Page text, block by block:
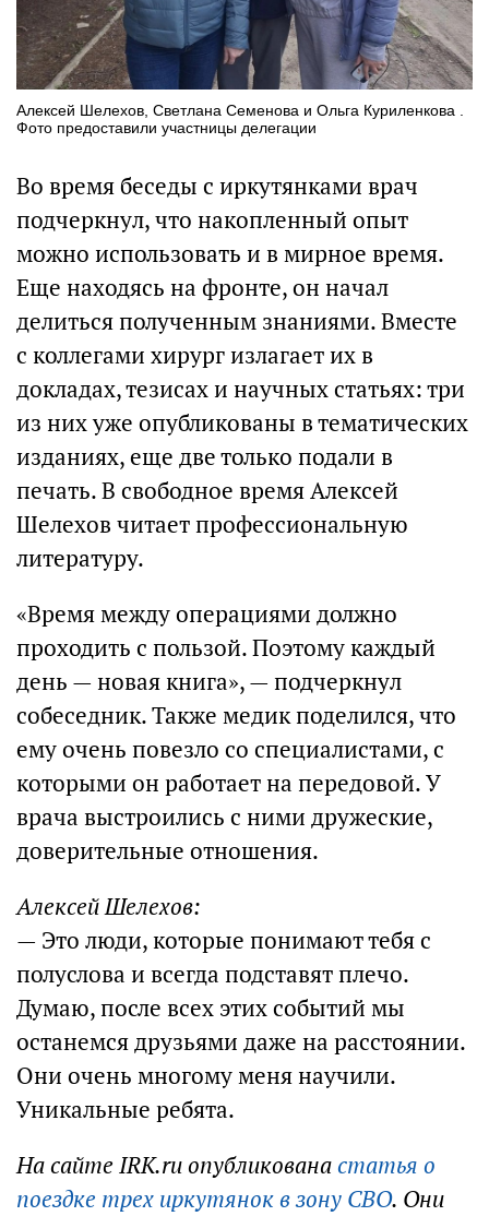
Алексей Шелехов, Светлана Семенова и Ольга Куриленкова .
Фото предоставили участницы делегации
Во время беседы с иркутянками врач
подчеркнул, что накопленный опыт
можно использовать и в мирное время.
Еще находясь на фронте, он начал
делиться полученным знаниями. Вместе
с коллегами хирург излагает их в
докладах, тезисах и научных статьях: три
из них уже опубликованы в тематических
изданиях, еще две только подали в
печать. В свободное время Алексей
Шелехов читает профессиональную
литературу.
«Время между операциями должно
проходить с пользой. Поэтому каждый
день — новая книга», — подчеркнул
собеседник. Также медик поделился, что
ему очень повезло со специалистами, с
которыми он работает на передовой. У
врача выстроились с ними дружеские,
доверительные отношения.
Алексей Шелехов:
— Это люди, которые понимают тебя с
полуслова и всегда подставят плечо.
Думаю, после всех этих событий мы
останемся друзьями даже на расстоянии.
Они очень многому меня научили.
Уникальные ребята.
На сайте IRK.ru опубликованастатья о
поездке трех иркутянок в зону СВО. Они